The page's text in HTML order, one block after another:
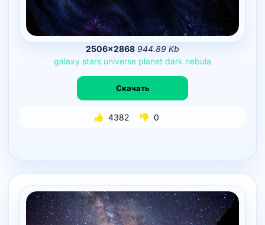
2506×2868 944.89 Kb
galaxy stars universe planet dark nebula
Скачать
4382 0